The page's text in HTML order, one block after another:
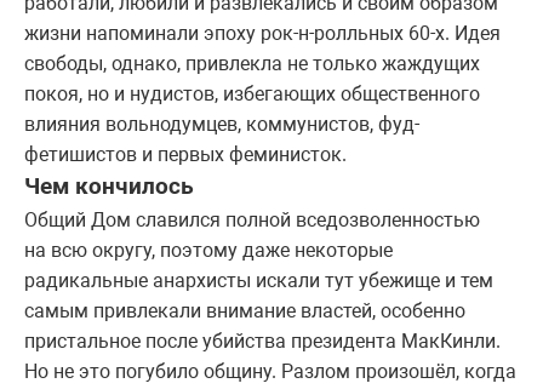
жизни напоминали эпоху рок-н-ролльных 60-х. Идея
свободы, однако, привлекла не только жаждущих
покоя, но и нудистов, избегающих общественного
влияния вольнодумцев, коммунистов, фуд-
фетишистов и первых феминисток.
Чем кончилось
Общий Дом славился полной вседозволенностью
на всю округу, поэтому даже некоторые
радикальные анархисты искали тут убежище и тем
самым привлекали внимание властей, особенно
пристальное после убийства президента МакКинли.
Но не это погубило общину. Разлом произошёл, когда